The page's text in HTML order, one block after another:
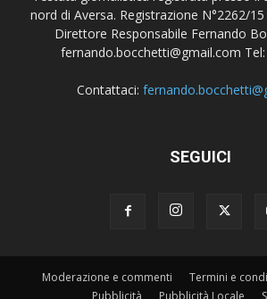
nord di Aversa. Registrazione N°2262/
Direttore Responsabile Fernando
fernando.bocchetti@gmail.com
Contattaci:
SEGUICI
Moderazione e commenti Termini e
Pubblicità
Pubblicità Locale